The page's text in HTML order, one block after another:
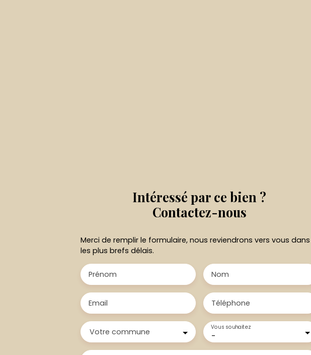
Intéressé par ce bien ?
Contactez-nous
Merci de remplir le formulaire, nous reviendrons vers vous dans
les plus brefs délais.
Prénom Nom
Email Téléphone
Votre commune -
Vous souhaitez